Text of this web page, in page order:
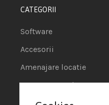
CATEGORII
Software
Accesorii
Amenajare locatie
POS - Puncte de vanzare